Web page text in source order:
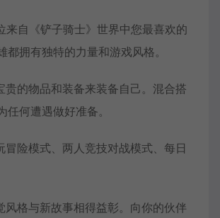
来自《铲子骑士》世界中您最喜欢的
都拥有独特的力量和游戏风格。
贵的物品和装备来装备自己。混合搭
任何遭遇做好准备。
冒险模式、两人竞技对战模式、每日
风格与新故事相得益彰。向你的伙伴